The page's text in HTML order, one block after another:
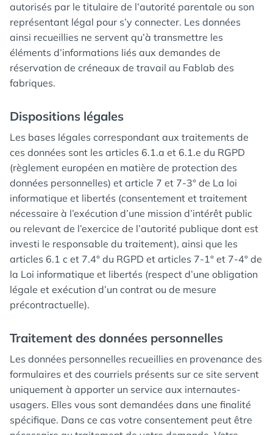
autorisés par le titulaire de l’autorité parentale ou son
représentant légal pour s’y connecter. Les données
ainsi recueillies ne servent qu’à transmettre les
éléments d’informations liés aux demandes de
réservation de créneaux de travail au Fablab des
fabriques.
Dispositions légales
Les bases légales correspondant aux traitements de
ces données sont les articles 6.1.a et 6.1.e du RGPD
(règlement européen en matière de protection des
données personnelles) et article 7 et 7-3° de La loi
informatique et libertés (consentement et traitement
nécessaire à l’exécution d’une mission d’intérêt public
ou relevant de l’exercice de l’autorité publique dont est
investi le responsable du traitement), ainsi que les
articles 6.1 c et 7.4° du RGPD et articles 7-1° et 7-4° de
la Loi informatique et libertés (respect d’une obligation
légale et exécution d’un contrat ou de mesure
précontractuelle).
Traitement des données personnelles
Les données personnelles recueillies en provenance des
formulaires et des courriels présents sur ce site servent
uniquement à apporter un service aux internautes-
usagers. Elles vous sont demandées dans une finalité
spécifique. Dans ce cas votre consentement peut être